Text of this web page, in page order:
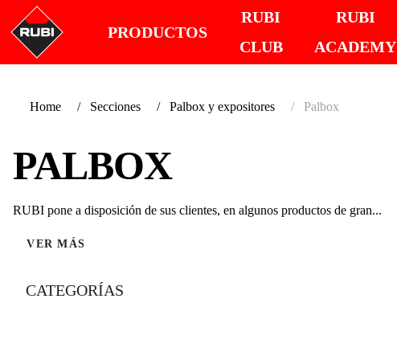
PRODUCTOS
RUBI
CLUB
RUBI
ACADEMY
Home Secciones Palbox y expositores Palbox
PALBOX
RUBI pone a disposición de sus clientes, en algunos productos de gran...
VER MÁS
CATEGORÍAS